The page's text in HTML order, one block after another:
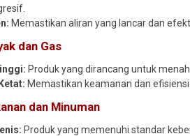
Memastikan aliran yang lancar dan
dan Gas
Produk yang dirancang untuk
Memastikan keamanan dan efisiensi
dan Minuman
Produk yang memenuhi standar